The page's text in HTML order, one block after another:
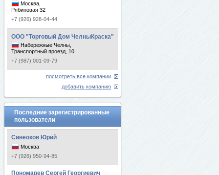
Москва,
Рябиновая 32
+7 (926) 928-04-44
ООО "Торговый Дом ЧелныКраска"
Набережные Челны,
Транспортный проезд, 10
+7 (987) 001-09-79
посмотреть все компании
добавить компанию
Последние зарегистрированные
пользователи
Синеоков Юрий
Москва
+7 (926) 950-94-85
Пономарев Сергей Георгиевич